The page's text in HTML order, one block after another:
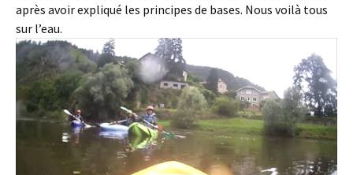
après avoir expliqué les principes de bases. Nous voilà tous
sur l’eau.